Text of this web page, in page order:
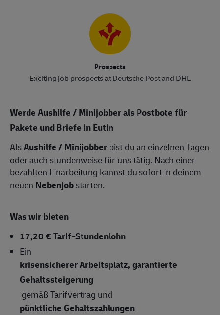
Prospects
Exciting job prospects at Deutsche Post and DHL
Werde Aushilfe / Minijobber als Postbote für
Pakete und Briefe in Eutin
AlsAushilfe / Minijobberbist du an einzelnen Tagen
oder auch stundenweise für uns tätig. Nach einer
bezahlten Einarbeitung kannst du sofort in deinem
neuen Nebenjobstarten.
Was wir bieten
17,20 € Tarif-Stundenlohn
Ein
krisensicherer Arbeitsplatz, garantierte
Gehaltssteigerung
gemäß Tarifvertrag und
pünktliche Gehaltszahlungen